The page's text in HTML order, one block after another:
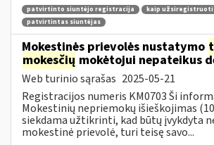
patvirtinto siuntėjo registracija
kaip
patvirtintas siuntėjas
Mokestinės prievolės nustatymo
mokesčių mokėtojui nepateikus
Web turinio sąrašas 2025-05-21
Registracijos numeris KM0703 Ši
Mokestinių nepriemokų išieškojimas
siekdama užtikrinti, kad būtų įvykdyta
mokestinė prievolė, turi teisę savo...